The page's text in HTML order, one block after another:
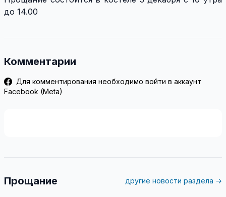
до 14.00
Комментарии
Для комментирования необходимо войти в аккаунт
Facebook (Meta)
Прощание другие новости раздела →